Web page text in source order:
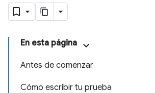
En esta página
Antes de comenzar
Cómo escribir tu prueba